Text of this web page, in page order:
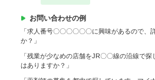
お問い合わせの例
「求人番号〇〇〇〇〇〇に興味があるので、
か？」
「残業が少なめの店舗をJR〇〇線の沿線で
はありますか？」